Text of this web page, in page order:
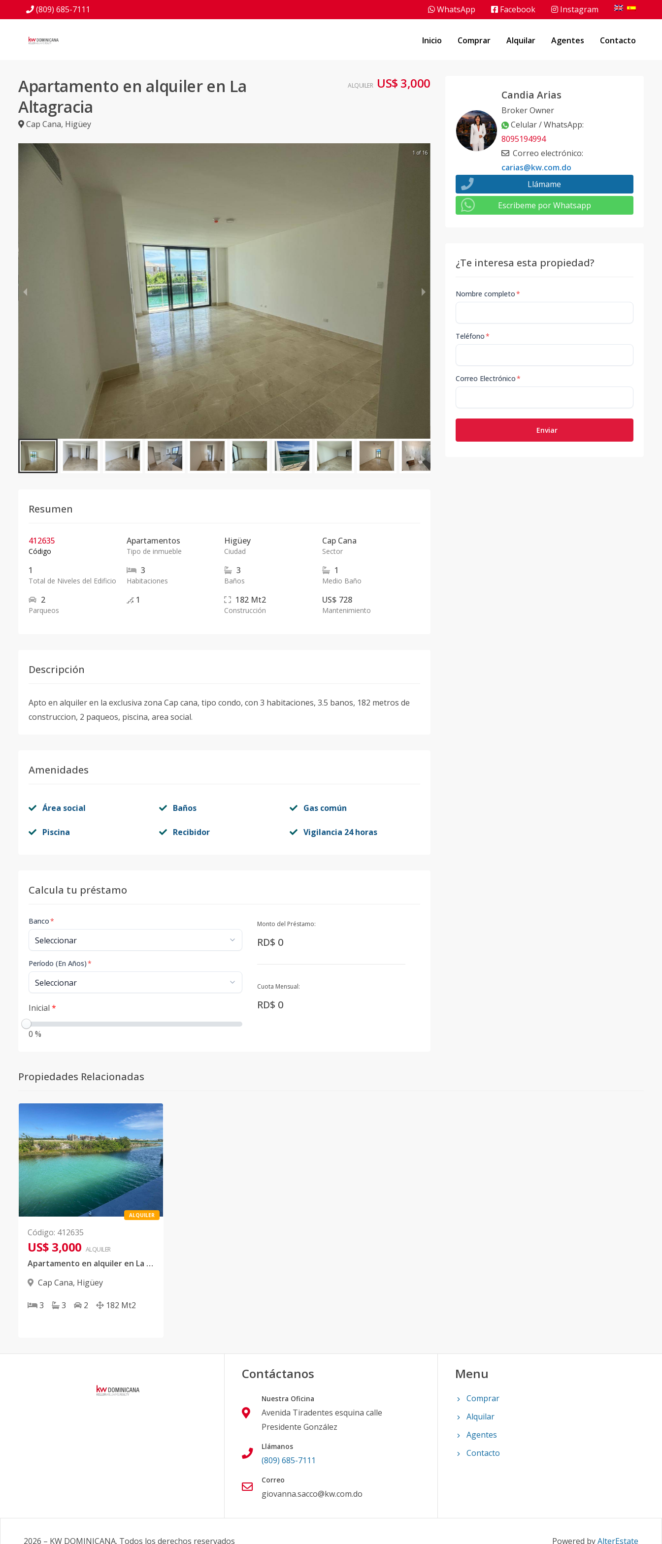
(809) 685-7111 WhatsApp Facebook Instagram
Inicio Comprar Alquilar Agentes Contacto
Apartamento en alquiler en La
Altagracia
Cap Cana, Higüey
ALQUILER US$ 3,000
1 of 16
Resumen
412635
Código
Apartamentos
Tipo de inmueble
Higüey
Ciudad
Cap Cana
Sector
1
Total de Niveles del Edificio
3
Habitaciones
3
Baños
1
Medio Baño
2
Parqueos
1 182 Mt2
Construcción
US$ 728
Mantenimiento
Descripción
Apto en alquiler en la exclusiva zona Cap cana, tipo condo, con 3 habitaciones, 3.5 banos, 182 metros de
construccion, 2 paqueos, piscina, area social.
Amenidades
Área social Baños Gas común
Piscina Recibidor Vigilancia 24 horas
Calcula tu préstamo
Banco*
Período (En Años)*
Inicial *
0 %
Monto del Préstamo:
RD$ 0
Cuota Mensual:
RD$ 0
Candia Arias
Broker Owner
Celular / WhatsApp:
8095194994
Correo electrónico:
carias@kw.com.do
Llámame
Escribeme por Whatsapp
¿Te interesa esta propiedad?
Nombre completo*
Teléfono*
Correo Electrónico*
Enviar
Propiedades Relacionadas
ALQUILER
Código: 412635
US$ 3,000 ALQUILER
Apartamento en alquiler en La Altagracia
Cap Cana, Higüey
3 3 2 182 Mt2
Contáctanos
Nuestra Oficina
Avenida Tiradentes esquina calle
Presidente González
Llámanos
(809) 685-7111
Correo
giovanna.sacco@kw.com.do
Menu
Comprar
Alquilar
Agentes
Contacto
2026 – KW DOMINICANA. Todos los derechos reservados Powered byAlterEstate